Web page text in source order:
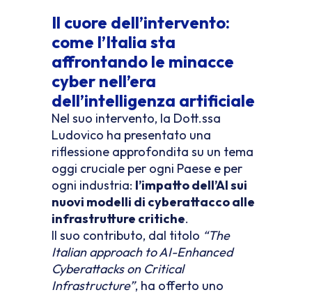
Il cuore dell’intervento:
come l’Italia sta
affrontando le minacce
cyber nell’era
dell’intelligenza artificiale
Nel suo intervento, la Dott.ssa
Ludovico ha presentato una
riflessione approfondita su un tema
oggi cruciale per ogni Paese e per
ogni industria: l’impatto dell’AI sui
nuovi modelli di cyberattacco alle
infrastrutture critiche.
Il suo contributo, dal titolo “The
Italian approach to AI-Enhanced
Cyberattacks on Critical
Infrastructure”, ha offerto uno